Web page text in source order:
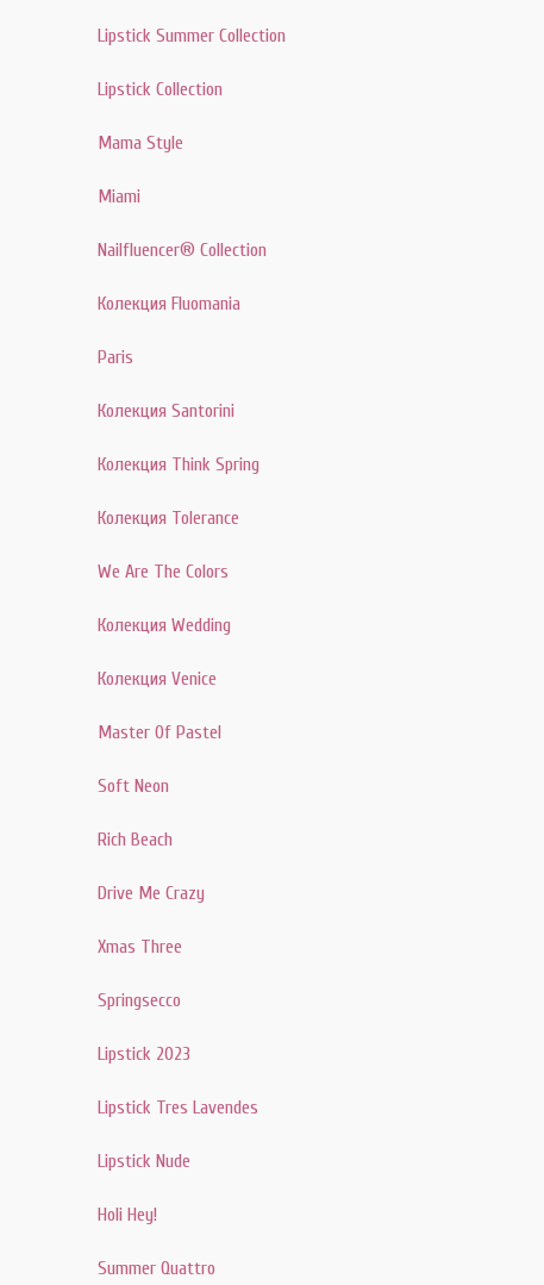
Lipstick Summer Collection
Lipstick Collection
Mama Style
Miami
Nailfluencer® Collection
Колекция Fluomania
Paris
Колекция Santorini
Колекция Think Spring
Колекция Tolerance
We Are The Colors
Колекция Wedding
Колекция Venice
Master Of Pastel
Soft Neon
Rich Beach
Drive Me Crazy
Xmas Three
Springsecco
Lipstick 2023
Lipstick Tres Lavendes
Lipstick Nude
Holi Hey!
Summer Quattro